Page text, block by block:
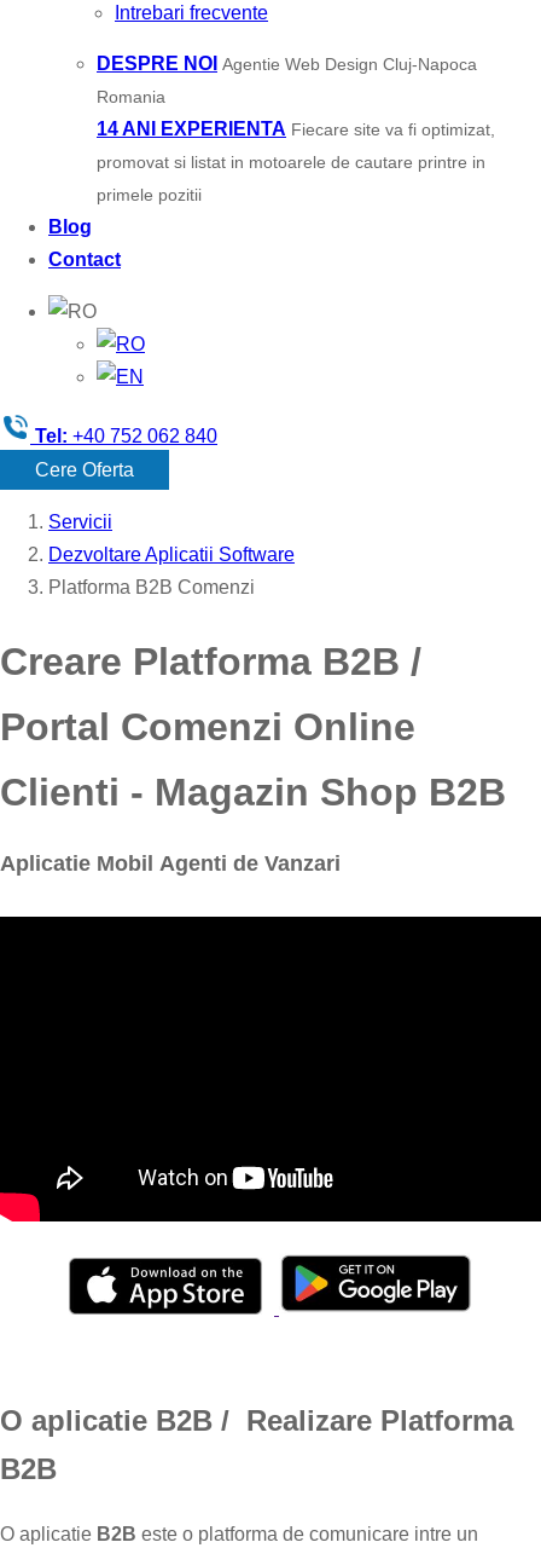
Intrebari frecvente
DESPRE NOI Agentie Web Design Cluj-Napoca
Romania
14 ANI EXPERIENTA Fiecare site va fi optimizat,
promovat si listat in motoarele de cautare printre in
primele pozitii
Blog
Contact
Tel: +40 752 062 840
Cere Oferta
Servicii
Dezvoltare Aplicatii Software
Platforma B2B Comenzi
Creare Platforma B2B /
Portal Comenzi Online
Clienti - Magazin Shop B2B
Aplicatie Mobil Agenti de Vanzari
O aplicatie B2B / Realizare Platforma
B2B
O aplicatie B2B este o platforma de comunicare intre un